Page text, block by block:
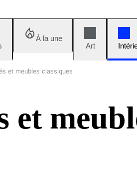
À la une
Art
et meubles classiques